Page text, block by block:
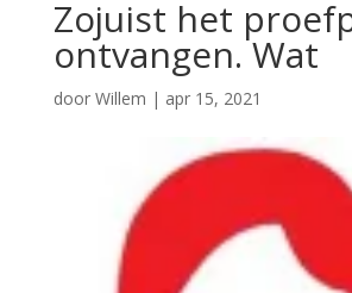
Zojuist het
ontvangen. Wat
door Willem | apr 15, 2021